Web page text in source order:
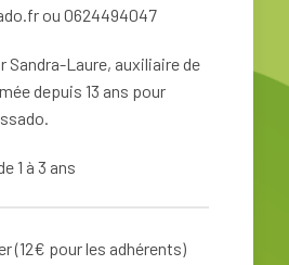
ou 0624494047
Sandra-Laure, auxiliaire de
depuis 13 ans pour
1 à 3 ans
(12€ pour les adhérents)